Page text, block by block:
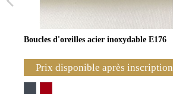
Boucles d'oreilles acier inoxydable E176
Prix disponible après inscription